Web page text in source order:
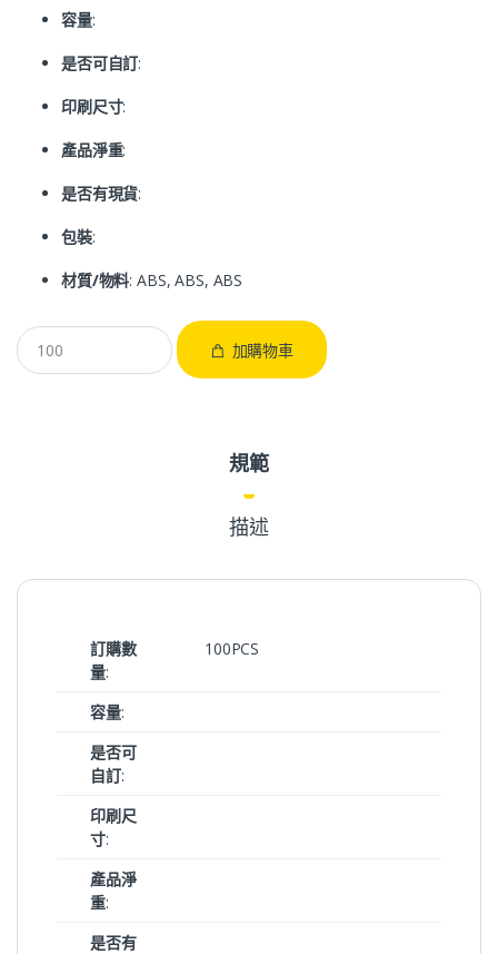
容量:
是否可自訂:
印刷尺寸:
產品淨重:
是否有現貨:
包裝:
材質/物料: ABS, ABS, ABS
加購物車
規範
描述
訂購數
量:
100PCS
容量:
是否可
自訂:
印刷尺
寸:
產品淨
重:
是否有